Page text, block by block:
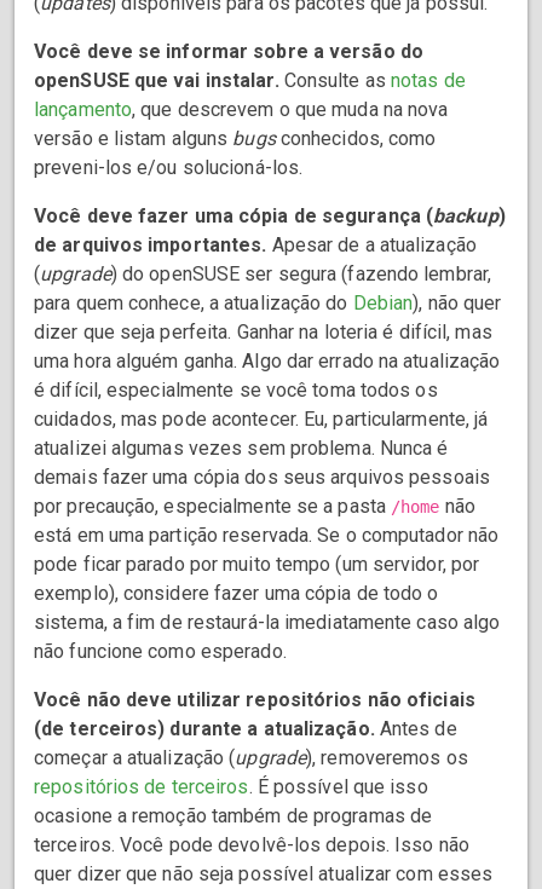
Você deve se informar sobre a versão do
openSUSE que vai instalar. Consulte as notas de
lançamento, que descrevem o que muda na nova
versão e listam alguns bugsconhecidos, como
preveni-los e/ou solucioná-los.
Você deve fazer uma cópia de segurança (backup)
de arquivos importantes. Apesar de a atualização
(upgrade) do openSUSE ser segura (fazendo lembrar,
para quem conhece, a atualização do Debian), não quer
dizer que seja perfeita. Ganhar na loteria é difícil, mas
uma hora alguém ganha. Algo dar errado na atualização
é difícil, especialmente se você toma todos os
cuidados, mas pode acontecer. Eu, particularmente, já
atualizei algumas vezes sem problema. Nunca é
demais fazer uma cópia dos seus arquivos pessoais
por precaução, especialmente se a pasta /home não
está em uma partição reservada. Se o computador não
pode ficar parado por muito tempo (um servidor, por
exemplo), considere fazer uma cópia de todo o
sistema, a fim de restaurá-la imediatamente caso algo
não funcione como esperado.
Você não deve utilizar repositórios não oficiais
(de terceiros) durante a atualização. Antes de
começar a atualização (upgrade), removeremos os
repositórios de terceiros. É possível que isso
ocasione a remoção também de programas de
terceiros. Você pode devolvê-los depois. Isso não
quer dizer que não seja possível atualizar com esses